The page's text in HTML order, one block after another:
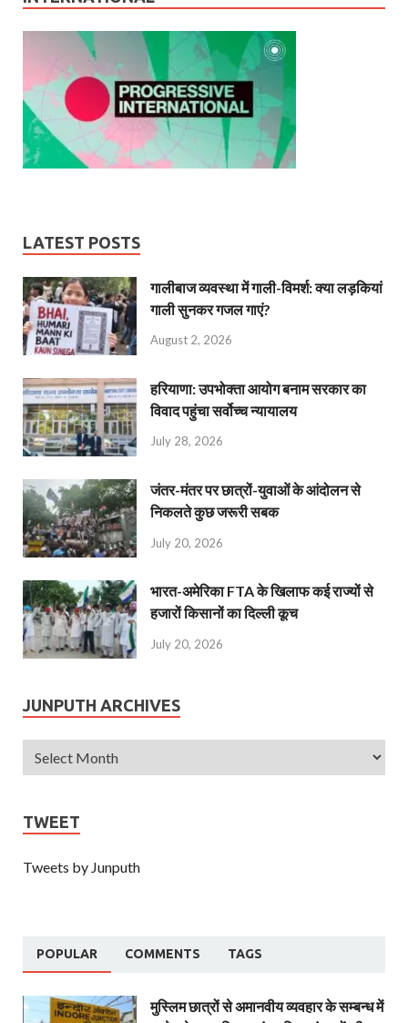
LATEST POSTS
गालीबाज व्‍यवस्‍था में गाली-विमर्श: क्या लड़कियां
गाली सुनकर गजल गाएं?
August 2, 2026
हरियाणा: उपभोक्ता आयोग बनाम सरकार का
विवाद पहुंचा सर्वोच्च न्यायालय
July 28, 2026
जंतर-मंतर पर छात्रों-युवाओं के आंदोलन से
निकलते कुछ जरूरी सबक
July 20, 2026
भारत-अमेरिका FTA के खिलाफ कई राज्यों से
हजारों किसानों का दिल्ली कूच
July 20, 2026
JUNPUTH ARCHIVES
TWEET
Tweets by Junputh
POPULAR COMMENTS TAGS
मुस्लिम छात्रों से अमानवीय व्यवहार के सम्बन्ध में